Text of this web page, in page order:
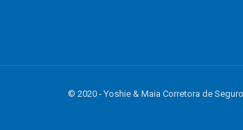
© 2020 - Yoshie & Maia Corretora de